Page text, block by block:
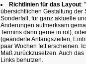
Richtlinien für das Layout:
übersichtlichen Gestaltung der
Sonderfall, für ganz aktuelle
Änderungen aufmerksam
Termins dann gerne in rot),
(geänderte Anfangszeiten,
paar Wochen fett erscheinen.
Maß zurückzusetzen. Auch
Links benutzen.